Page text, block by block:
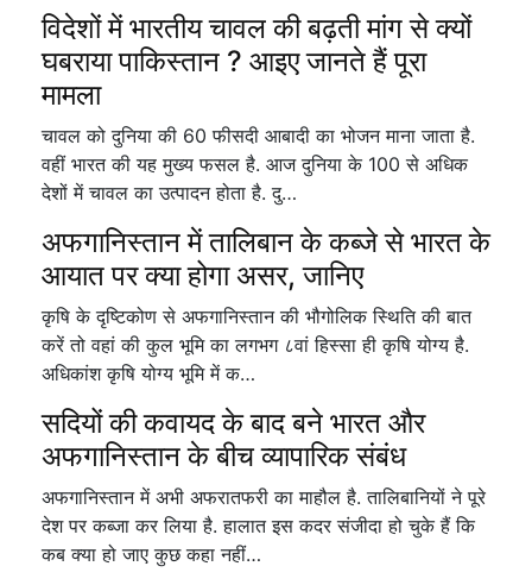
विदेशों में भारतीय चावल की बढ़ती मांग से क्यों
घबराया पाकिस्तान ? आइए जानते हैं पूरा
मामला
चावल को दुनिया की 60 फीसदी आबादी का भोजन माना जाता है.
वहीं भारत की यह मुख्य फसल है. आज दुनिया के 100 से अधिक
देशों में चावल का उत्पादन होता है. दु…
अफगानिस्तान में तालिबान के कब्जे से भारत के
आयात पर क्या होगा असर, जानिए
कृषि के दृष्टिकोण से अफगानिस्तान की भौगोलिक स्थिति की बात
करें तो वहां की कुल भूमि का लगभग ८वां हिस्सा ही कृषि योग्य है.
अधिकांश कृषि योग्य भूमि में क…
सदियों की कवायद के बाद बने भारत और
अफगानिस्तान के बीच व्यापारिक संबंध
अफगानिस्तान में अभी अफरातफरी का माहौल है. तालिबानियों ने पूरे
देश पर कब्जा कर लिया है. हालात इस कदर संजीदा हो चुके हैं कि
कब क्या हो जाए कुछ कहा नहीं…